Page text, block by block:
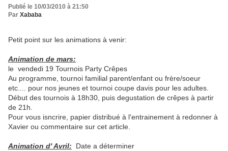
Publié le 10/03/2010 à 21:50
Par Xababa
Petit point sur les animations à venir:
Animation de mars:
le vendedi 19 Tournois Party Crêpes
Au programme, tournoi familial parent/enfant ou frère/soeur
etc.... pour nos jeunes et tournoi coupe davis pour les adultes.
Début des tournois à 18h30, puis degustation de crêpes à partir
de 21h.
Pour vous isncrire, papier distribué à l'entrainement à redonner à
Xavier ou commentaire sur cet article.
Animation d' Avril:
Date a déterminer